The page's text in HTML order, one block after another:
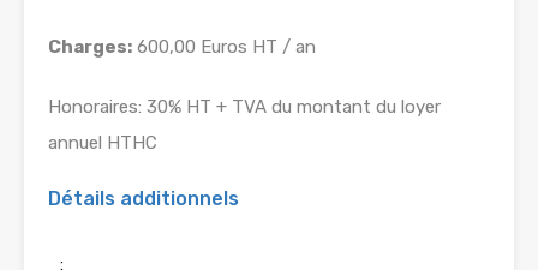
Charges: 600,00 Euros HT / an
Honoraires: 30% HT + TVA du montant du loyer
annuel HTHC
Détails additionnels
: